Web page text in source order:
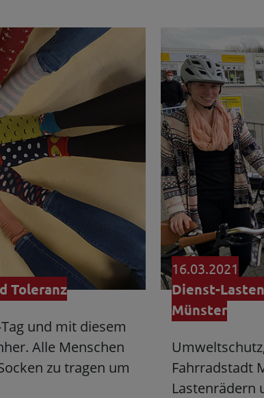
Toleranz
und mit diesem
Alle Menschen
zu tragen um
16.03.2021
Dienst-
Münster
Fahrradstadt
Lastenrädern